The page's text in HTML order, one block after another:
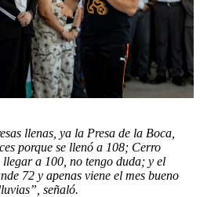
llenas, ya la Presa de la Boca,
porque se llenó a 108; Cerro
a 100, no tengo duda; y el
72 y apenas viene el mes bueno
señaló.